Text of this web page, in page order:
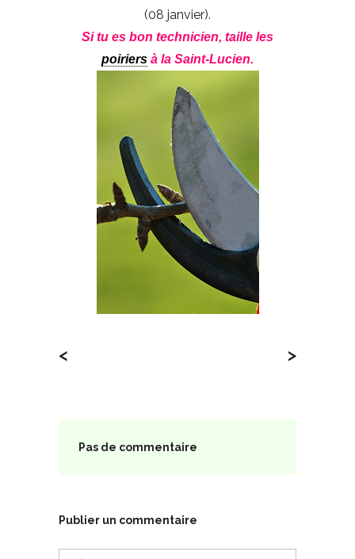
(08 janvier).
Si tu es bon technicien, taille les
poiriers à la Saint-Lucien.
< >
Pas de commentaire
Publier un commentaire